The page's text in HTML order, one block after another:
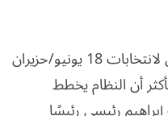
“في الوقت الذي تستعد فيه إيران لانتخابات 18 يونيو/حزيران
أن النظام يخطط